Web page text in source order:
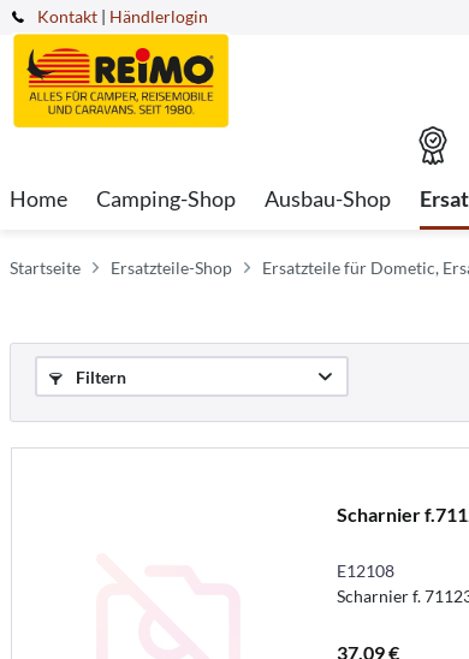
Kontakt | Händlerlogin
Home Camping-Shop Ausbau-Shop
Startseite Ersatzteile-Shop Ersatzteile für Dometic,
Filtern
Scharnier
E12108
Scharnier f.
37,09 €